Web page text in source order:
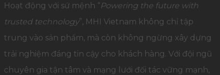
Hoạt động với sứ mệnh “Powering the future with
trusted technology”, MHI Vietnam không chỉ tập
trung vào sản phẩm, mà còn không ngừng xây dựng
trải nghiệm đáng tin cậy cho khách hàng. Với đội ngũ
chuyên gia tận tâm và mạng lưới đối tác vững mạnh,